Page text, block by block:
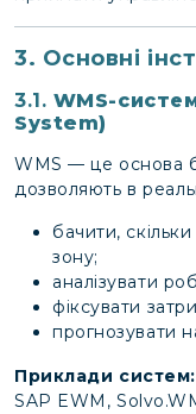
3. Основні
3.1. WMS-
System)
WMS — це основа
дозволяють в
бачити,
зону;
аналізувати
фіксувати
прогнозувати
Приклади систем:
SAP EWM,